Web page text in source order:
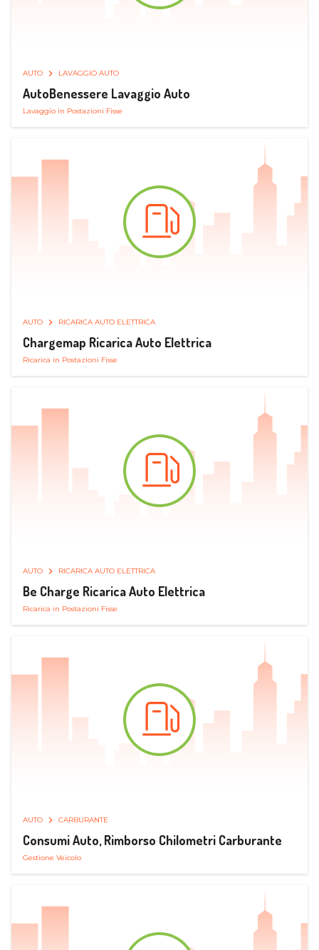
AUTO LAVAGGIO AUTO
AutoBenessere Lavaggio Auto
Lavaggio in Postazioni Fisse
AUTO RICARICA AUTO ELETTRICA
Chargemap Ricarica Auto Elettrica
Ricarica in Postazioni Fisse
AUTO RICARICA AUTO ELETTRICA
Be Charge Ricarica Auto Elettrica
Ricarica in Postazioni Fisse
AUTO CARBURANTE
Consumi Auto, Rimborso Chilometri Carburante
Gestione Veicolo